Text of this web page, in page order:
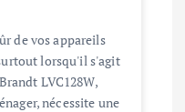
de vos appareils
lorsqu'il s'agit
LVC128W,
nécessite une